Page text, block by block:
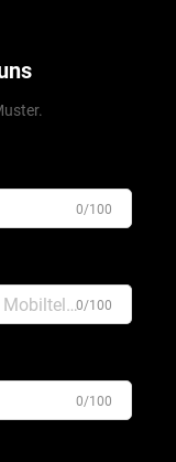
0/100
0/100
0/100